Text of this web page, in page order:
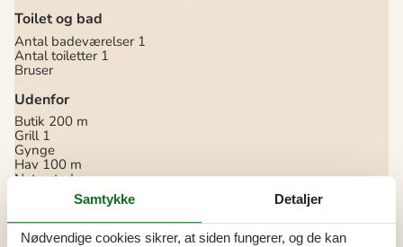
Toilet og bad
Antal badeværelser 1
Antal toiletter 1
Bruser
Udenfor
Butik 200 m
Grill 1
Gynge
Hav 100 m
Natursted
Parkeringsplads ved huset
Sandkasse
Størrelse af grunden 1400 m²
Terrasse 24 m²
Samtykke Detaljer
Nødvendige cookies sikrer, at siden fungerer, og de kan